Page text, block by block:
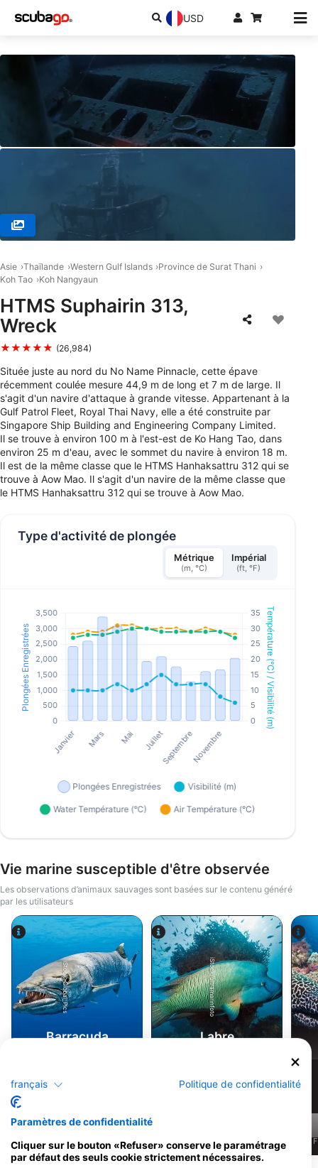
USD
Asie Thaïlande Western Gulf Islands
Province de Surat Thani
Koh Tao Koh Nangyaun
HTMS Suphairin 313,
Wreck
★★★★★ (26,984)
Située juste au nord du No Name Pinnacle, cette épave
récemment coulée mesure 44,9 m de long et 7 m de large. Il
s'agit d'un navire d'attaque à grande vitesse. Appartenant à la
Gulf Patrol Fleet, Royal Thai Navy, elle a été construite par
Singapore Ship Building and Engineering Company Limited.
Il se trouve à environ 100 m à l'est-est de Ko Hang Tao, dans
environ 25 m d'eau, avec le sommet du navire à environ 18 m.
Il est de la même classe que le HTMS Hanhaksattru 312 qui se
trouve à Aow Mao. Il s'agit d'un navire de la même classe que
le HTMS Hanhaksattru 312 qui se trouve à Aow Mao.
Type d'activité de plongée
Métrique
(m, °C)
Impérial
(ft, °F)
Vie marine susceptible d'être observée
Les observations d’animaux sauvages sont basées sur le contenu généré
par les utilisateurs
iStock-Global_Pics
Barracuda
J F M A M J J A S O N D
iStock/ultramarinfoto
Labre
J F M A M J J A S O N D F
français Politique de confidentialité
Paramètres de confidentialité
Cliquer sur le bouton «Refuser» conserve le paramétrage
par défaut des seuls cookie strictement nécessaires.